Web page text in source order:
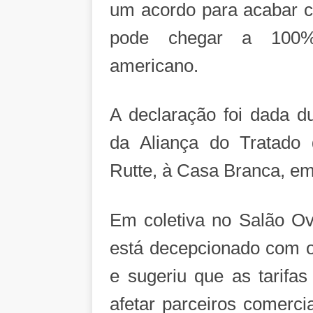
um acordo para acabar
pode chegar a
americano.
A declaração foi dada
da Aliança do Tratado
Rutte, à Casa Branca,
Em coletiva no Salão
está decepcionado com
e sugeriu que as
afetar parceiros